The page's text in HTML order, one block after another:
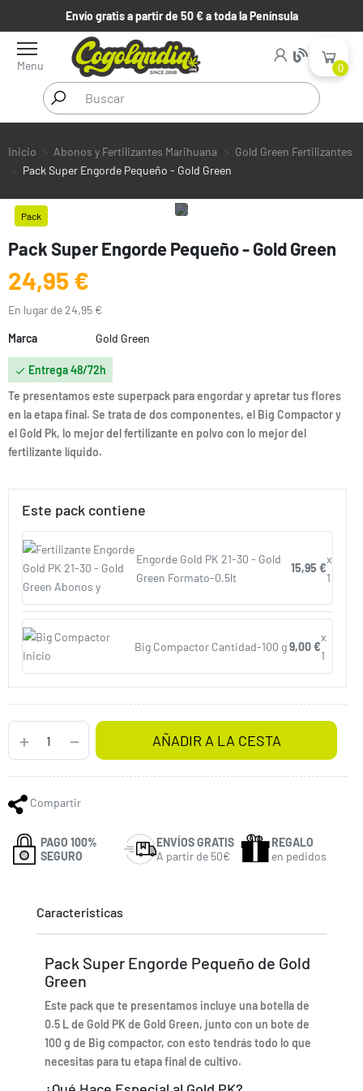
Envío gratis a partir de 50 € a toda la Península
Menu 0
Inicio Abonos y Fertilizantes Marihuana
Gold Green Fertilizantes
Pack Super Engorde Pequeño - Gold Green
Pack
Pack Super Engorde Pequeño - Gold Green
24,95 €
En lugar de 24,95 €
Marca Gold Green
 Entrega 48/72h
Te presentamos este superpack para engordar y apretar tus flores
en la etapa final. Se trata de dos componentes, el Big Compactor y
el Gold Pk, lo mejor del fertilizante en polvo con lo mejor del
fertilizante líquido.
Este pack contiene
Engorde Gold PK 21-30 - Gold
Green Formato-0.5lt
15,95 €
x
1
Big Compactor Cantidad-100 g9,00 €
x
1
AÑADIR A LA CESTA
Compartir
PAGO 100%
SEGURO
ENVÍOS GRATIS
A partir de 50€
REGALO
en pedidos
Caracteristicas
Pack Super Engorde Pequeño de Gold
Green
Este pack que te presentamos incluye una botella de
0.5 L de Gold PK de Gold Green, junto con un bote de
100 g de Big compactor, con esto tendrás todo lo que
necesitas para tu etapa final de cultivo.